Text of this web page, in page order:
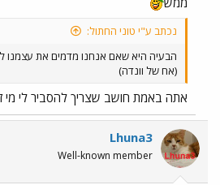
נכתב ע"י טוני החתול:
(אח של וונדה)
אתה באמת חושב שצריך להסביר לי מי
Lhuna3
Well-known member